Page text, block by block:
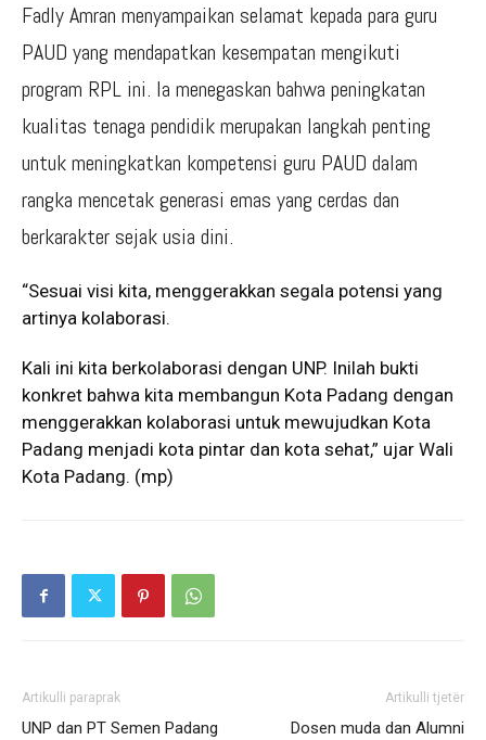
Fadly Amran menyampaikan selamat kepada para guru
PAUD yang mendapatkan kesempatan mengikuti
program RPL ini. Ia menegaskan bahwa peningkatan
kualitas tenaga pendidik merupakan langkah penting
untuk meningkatkan kompetensi guru PAUD dalam
rangka mencetak generasi emas yang cerdas dan
berkarakter sejak usia dini.
“Sesuai visi kita, menggerakkan segala potensi yang
artinya kolaborasi.
Kali ini kita berkolaborasi dengan UNP. Inilah bukti
konkret bahwa kita membangun Kota Padang dengan
menggerakkan kolaborasi untuk mewujudkan Kota
Padang menjadi kota pintar dan kota sehat,” ujar Wali
Kota Padang. (mp)
Artikulli paraprak
UNP dan PT Semen Padang
Artikulli tjetër
Dosen muda dan Alumni